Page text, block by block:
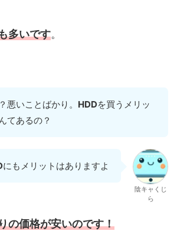
多いです。
悪いことばかり。 HDDを買うメリッ
てあるの？
にもメリットはありますよ
陰キャくじ
ら
の価格が安いのです！